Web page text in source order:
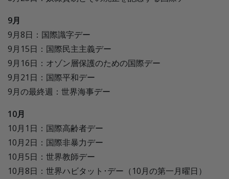
9月
9月8日：国際識字デー
9月15日：国際民主主義デー
9月16日：オゾン層保護のための国際デー
9月21日：国際平和デー
9月の最終週：世界海事デー
10月
10月1日：国際高齢者デー
10月2日：国際非暴力デー
10月5日：世界教師デー
10月8日：世界ハビタット･デー（10月の第一月曜日）